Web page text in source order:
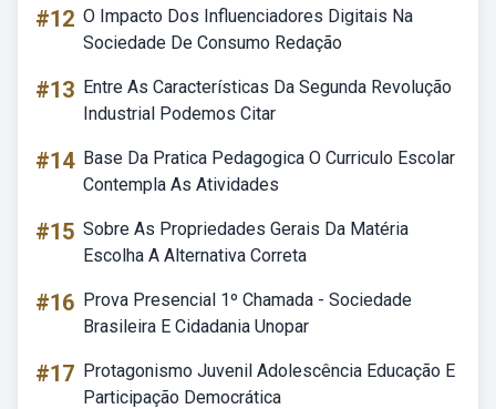
#12 O Impacto Dos Influenciadores Digitais Na
Sociedade De Consumo Redação
#13 Entre As Características Da Segunda Revolução
Industrial Podemos Citar
#14 Base Da Pratica Pedagogica O Curriculo Escolar
Contempla As Atividades
#15 Sobre As Propriedades Gerais Da Matéria
Escolha A Alternativa Correta
#16 Prova Presencial 1º Chamada - Sociedade
Brasileira E Cidadania Unopar
#17 Protagonismo Juvenil Adolescência Educação E
Participação Democrática